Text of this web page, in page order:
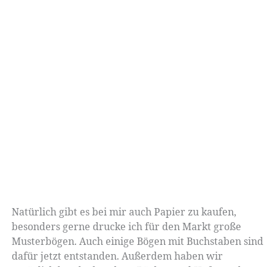
Natürlich gibt es bei mir auch Papier zu kaufen,
besonders gerne drucke ich für den Markt große
Musterbögen. Auch einige Bögen mit Buchstaben sind
dafür jetzt entstanden. Außerdem haben wir